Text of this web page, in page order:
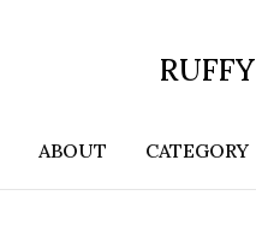
RUFFY
ABOUT CATEGORY